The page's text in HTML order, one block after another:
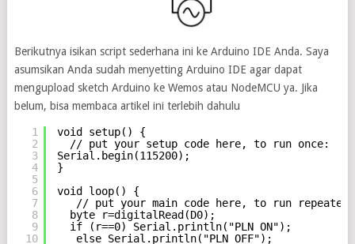
Berikutnya isikan script sederhana ini ke Arduino IDE Anda. Saya
asumsikan Anda sudah menyetting Arduino IDE agar dapat
mengupload sketch Arduino ke Wemos atau NodeMCU ya. Jika
belum, bisa membaca artikel ini terlebih dahulu
1
2
3
4
5
6
7
8
9
10
void setup() {
// put your setup code here, to run once:
Serial.begin(115200);
}
void loop() {
// put your main code here, to run
byte r=digitalRead(D0);
if (r==0) Serial.println("PLN ON");
else Serial.println("PLN OFF");